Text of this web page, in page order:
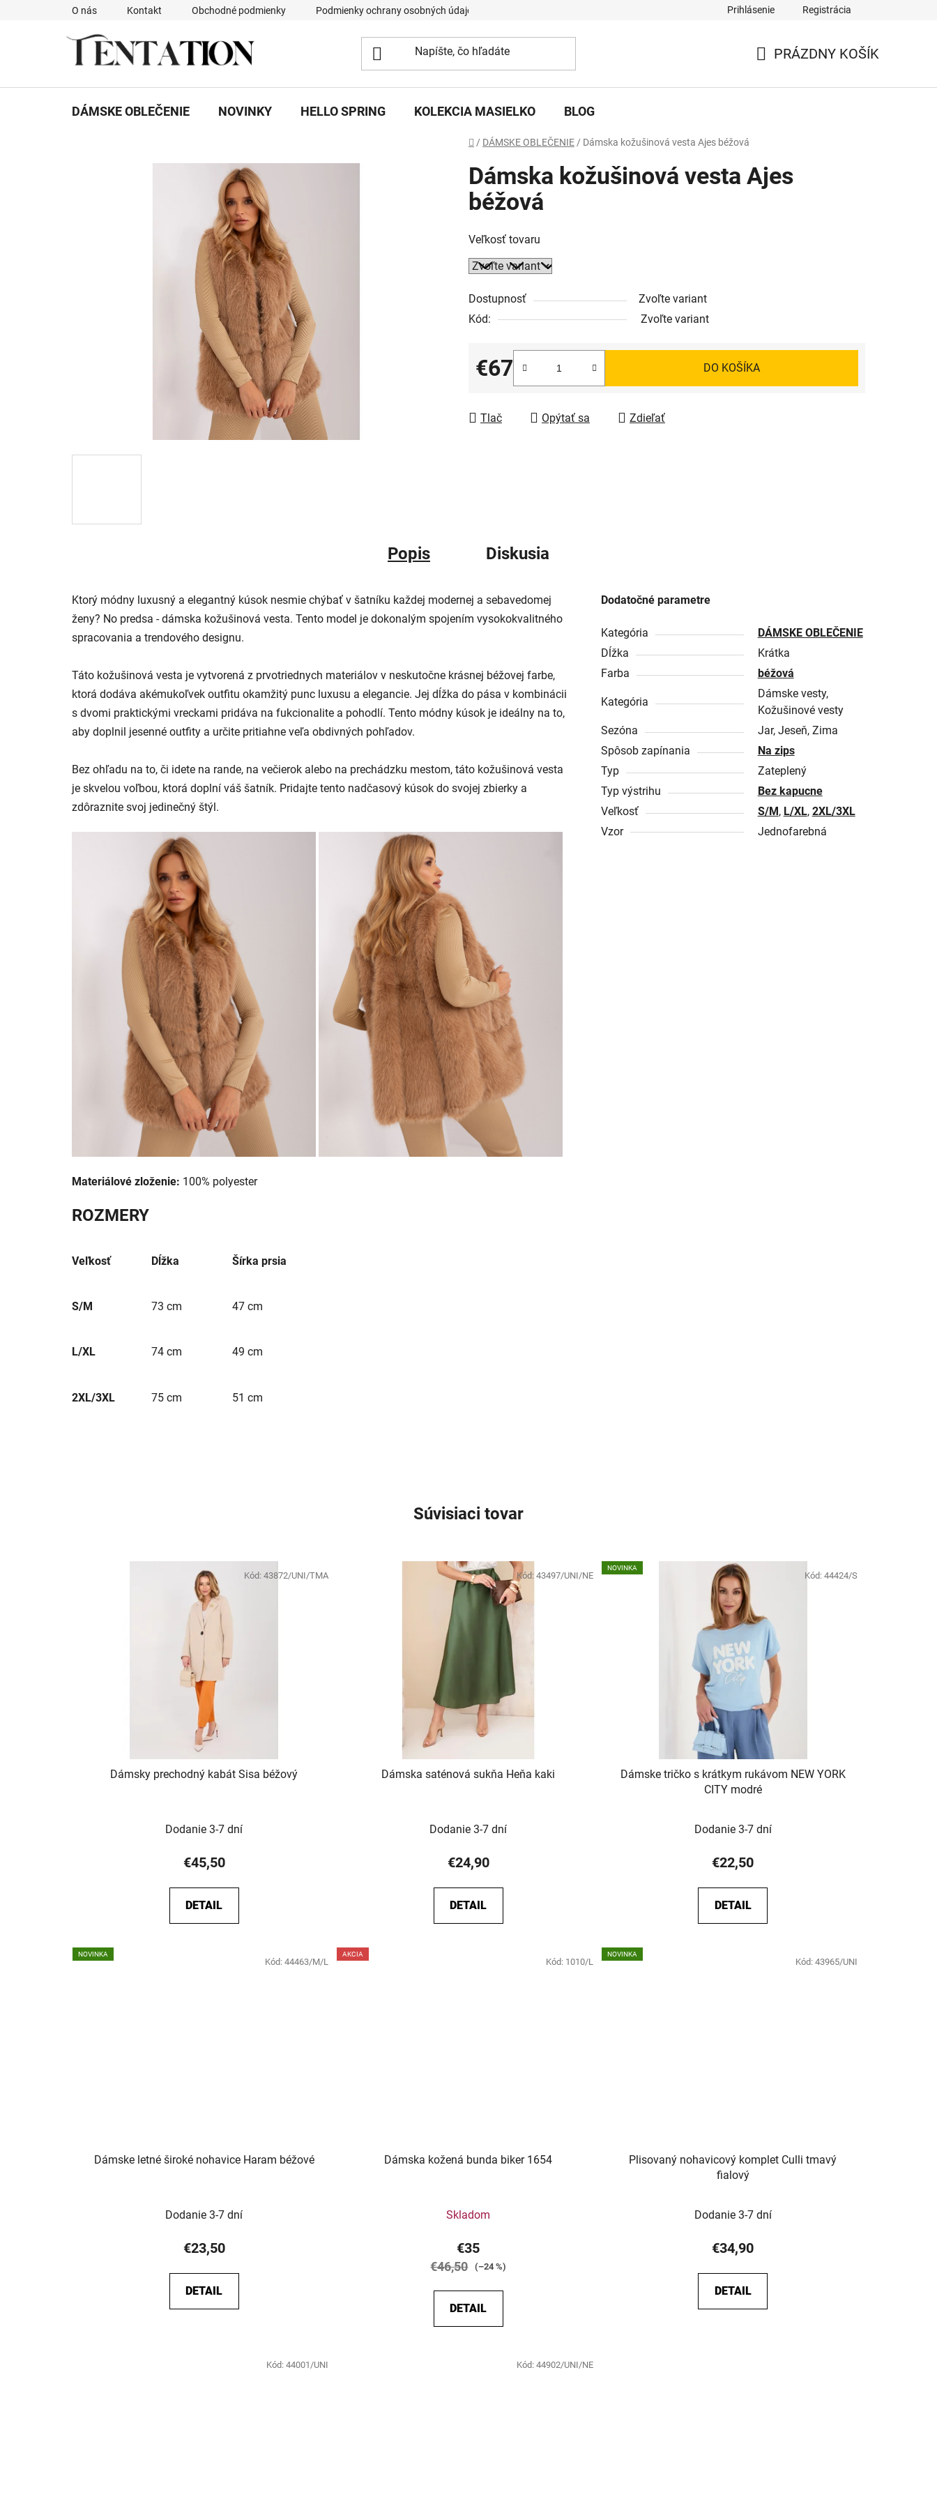
O nás Kontakt Obchodné podmienky Podmienky ochrany osobných údajov Prihlásenie Registrácia
PRÁZDNY KOŠÍK
DÁMSKE OBLEČENIE NOVINKY HELLO SPRING KOLEKCIA MASIELKO BLOG
Domov
/ DÁMSKE OBLEČENIE / Dámska kožušinová vesta Ajes béžová
Dámska kožušinová vesta Ajes
béžová
Veľkosť tovaru
Dostupnosť
Zvoľte variant
Kód:
Zvoľte variant
€67
Jednotková cena:
DO KOŠÍKA
Tlač Opýtať sa Zdieľať
Popis Diskusia
Ktorý módny luxusný a elegantný kúsok nesmie chýbať v šatníku každej modernej a sebavedomej
ženy? No predsa - dámska kožušinová vesta. Tento model je dokonalým spojením vysokokvalitného
spracovania a trendového designu.
Táto kožušinová vesta je vytvorená z prvotriednych materiálov v neskutočne krásnej béžovej farbe,
ktorá dodáva akémukoľvek outfitu okamžitý punc luxusu a elegancie. Jej dĺžka do pása v kombinácii
s dvomi praktickými vreckami pridáva na fukcionalite a pohodlí. Tento módny kúsok je ideálny na to,
aby doplnil jesenné outfity a určite pritiahne veľa obdivných pohľadov.
Bez ohľadu na to, či idete na rande, na večierok alebo na prechádzku mestom, táto kožušinová vesta
je skvelou voľbou, ktorá doplní váš šatník. Pridajte tento nadčasový kúsok do svojej zbierky a
zdôraznite svoj jedinečný štýl.
Materiálové zloženie: 100% polyester
ROZMERY
Veľkosť Dĺžka Šírka prsia
S/M 73 cm 47 cm
L/XL 74 cm 49 cm
2XL/3XL 75 cm 51 cm
Dodatočné parametre
Kategória
DÁMSKE OBLEČENIE
Dĺžka
Krátka
Farba
béžová
Kategória
Dámske vesty,
Kožušinové vesty
Sezóna
Jar, Jeseň, Zima
Spôsob zapínania
Na zips
Typ
Zateplený
Typ výstrihu
Bez kapucne
Veľkosť
S/M, L/XL, 2XL/3XL
Vzor
Jednofarebná
Súvisiaci tovar
Dámsky prechodný kabát Sisa béžový
Dodanie 3-7 dní
€45,50
DETAIL
Kód:43872/UNI/TMA
Dámska saténová sukňa Heňa kaki
Dodanie 3-7 dní
€24,90
DETAIL
Kód: 43497/UNI/NE
NOVINKA
Dámske tričko s krátkym rukávom NEW YORK
CITY modré
Dodanie 3-7 dní
€22,50
DETAIL
Kód: 44424/S
NOVINKA
Dámske letné široké nohavice Haram béžové
Dodanie 3-7 dní
€23,50
DETAIL
Kód:44463/M/L
AKCIA
Dámska kožená bunda biker 1654
Skladom
€35
€46,50 (–24 %)
DETAIL
Kód: 1010/L
NOVINKA
Plisovaný nohavicový komplet Culli tmavý
fialový
Dodanie 3-7 dní
€34,90
DETAIL
Kód: 43965/UNI
Kód:44001/UNI Kód: 44902/UNI/NE